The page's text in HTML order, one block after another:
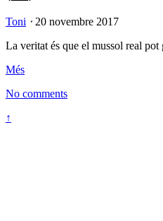
Toni ⋅ 20 novembre 2017
La veritat és que el mussol real pot
Més
No comments
↑